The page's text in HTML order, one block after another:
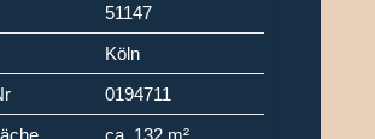
51147
Köln
0194711
ca. 132 m²